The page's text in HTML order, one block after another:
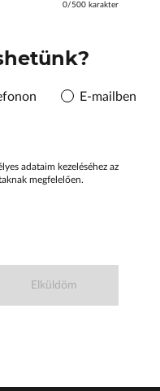
0/500 karakter
E-mailben
adataim kezeléséhez az
megfelelően.
Elküldöm